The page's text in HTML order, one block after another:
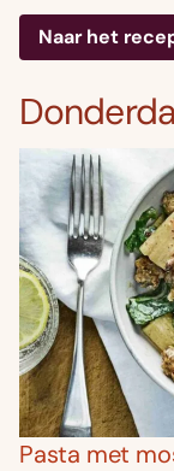
Naar het
Pasta met